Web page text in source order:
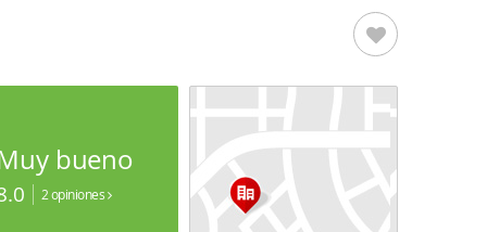
bueno
2 opiniones